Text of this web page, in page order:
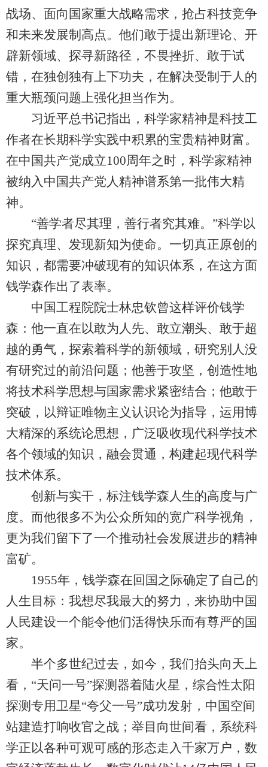
战场、面向国家重大战略需求，抢占科技竞争
和未来发展制高点。他们敢于提出新理论、开
辟新领域、探寻新路径，不畏挫折、敢于试
错，在独创独有上下功夫，在解决受制于人的
重大瓶颈问题上强化担当作为。
习近平总书记指出，科学家精神是科技工
作者在长期科学实践中积累的宝贵精神财富。
在中国共产党成立100周年之时，科学家精神
被纳入中国共产党人精神谱系第一批伟大精
神。
“善学者尽其理，善行者究其难。”科学以
探究真理、发现新知为使命。一切真正原创的
知识，都需要冲破现有的知识体系，在这方面
钱学森作出了表率。
中国工程院院士林忠钦曾这样评价钱学
森：他一直在以敢为人先、敢立潮头、敢于超
越的勇气，探索着科学的新领域，研究别人没
有研究过的前沿问题；他善于攻坚，创造性地
将技术科学思想与国家需求紧密结合；他敢于
突破，以辩证唯物主义认识论为指导，运用博
大精深的系统论思想，广泛吸收现代科学技术
各个领域的知识，融会贯通，构建起现代科学
技术体系。
创新与实干，标注钱学森人生的高度与广
度。而他很多不为公众所知的宽广科学视角，
更为我们留下了一个推动社会发展进步的精神
富矿。
1955年，钱学森在回国之际确定了自己的
人生目标：我想尽我最大的努力，来协助中国
人民建设一个能令他们活得快乐而有尊严的国
家。
半个多世纪过去，如今，我们抬头向天上
看，“天问一号”探测器着陆火星，综合性太阳
探测专用卫星“夸父一号”成功发射，中国空间
站建造打响收官之战；举目向世间看，系统科
学正以各种可观可感的形态走入千家万户，数